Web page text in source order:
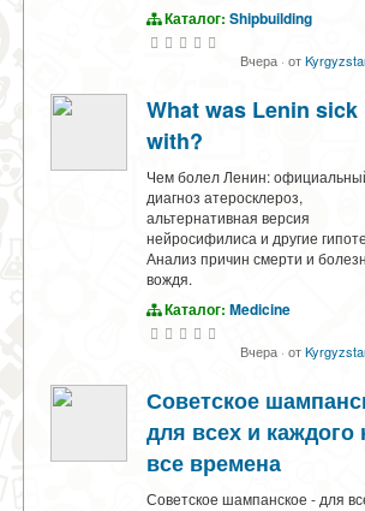
Каталог: Shipbuilding
Вчера · от
What was Lenin sick
with?
Чем болел Ленин:
диагноз атеросклероз,
альтернативная версия
нейросифилиса и другие
Анализ причин смерти и
вождя.
Каталог: Medicine
Вчера · от
Советское
для всех и каждого
все времена
Советское шампанское - для